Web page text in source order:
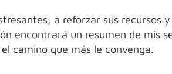
a reforzar sus recursos
encontrará un resumen de mis
camino que más le convenga.